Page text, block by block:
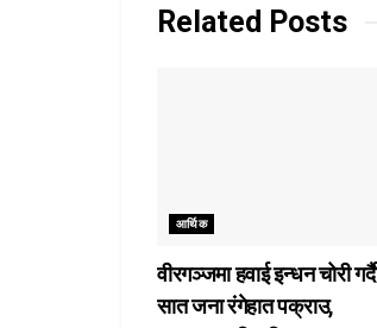
Related Posts
आर्थिक
वीरगञ्जमा हवाई इन्धन चोरी गर्दै
सात जना रंगेहात पक्राउ,